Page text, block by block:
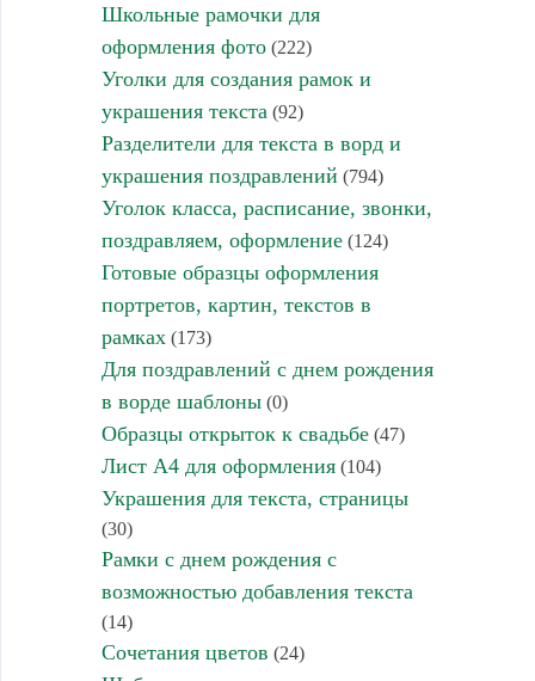
Школьные рамочки для
оформления фото(222)
Уголки для создания рамок и
украшения текста (92)
Разделители для текста в ворд и
украшения поздравлений (794)
Уголок класса, расписание, звонки,
поздравляем, оформление(124)
Готовые образцы оформления
портретов, картин, текстов в
рамках(173)
Для поздравлений с днем рождения
в ворде шаблоны(0)
Образцы открыток к свадьбе(47)
Лист А4 для оформления(104)
Украшения для текста, страницы
(30)
Рамки с днем рождения с
возможностью добавления текста
(14)
Сочетания цветов (24)